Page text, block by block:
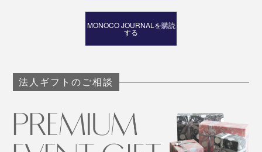
MONOCO JOURNALを購読
する
法人ギフトのご相談